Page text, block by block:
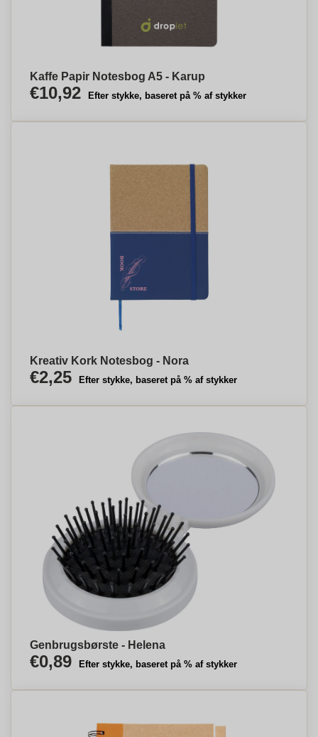
Kaffe Papir Notesbog A5 - Karup
€10,92 Efter stykke, baseret på % af stykker
Kreativ Kork Notesbog - Nora
€2,25 Efter stykke, baseret på % af stykker
Genbrugsbørste - Helena
€0,89 Efter stykke, baseret på % af stykker